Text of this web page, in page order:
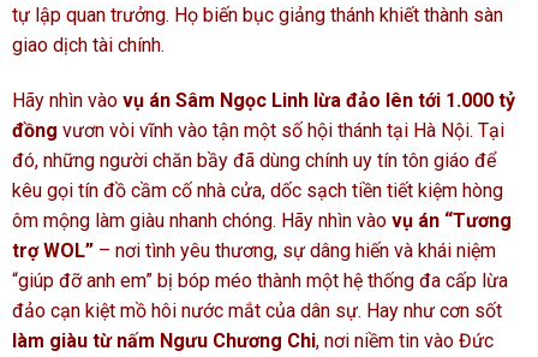
tự lập quan trưởng. Họ biến bục giảng thánh khiết thành sàn
giao dịch tài chính.
Hãy nhìn vào vụ án Sâm Ngọc Linh lừa đảo lên tới 1.000 tỷ
đồng vươn vòi vĩnh vào tận một số hội thánh tại Hà Nội. Tại
đó, những người chăn bầy đã dùng chính uy tín tôn giáo để
kêu gọi tín đồ cầm cố nhà cửa, dốc sạch tiền tiết kiệm hòng
ôm mộng làm giàu nhanh chóng. Hãy nhìn vào vụ án “Tương
trợ WOL” – nơi tình yêu thương, sự dâng hiến và khái niệm
“giúp đỡ anh em” bị bóp méo thành một hệ thống đa cấp lừa
đảo cạn kiệt mồ hôi nước mắt của dân sự. Hay như cơn sốt
làm giàu từ nấm Ngưu Chương Chi, nơi niềm tin vào Đức